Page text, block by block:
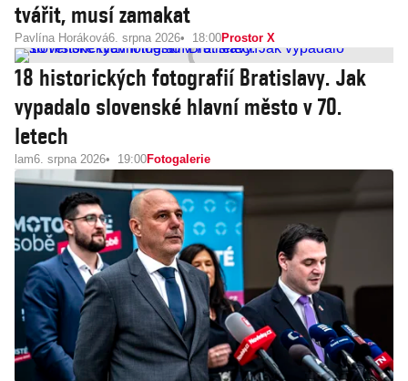
tvářit, musí zamakat
Pavlína Horáková6. srpna 2026 18:00Prostor X
18 historických fotografií Bratislavy. Jak
vypadalo slovenské hlavní město v 70.
letech
lam6. srpna 2026 19:00Fotogalerie